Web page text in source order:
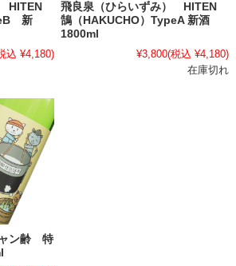
HITEN
新
込 ¥4,180)
飛良泉（ひらいずみ） HITEN
鵠（HAKUCHO）TypeA 新酒
1800ml
¥3,800(税込 ¥4,180)
在庫切れ
ン齢 特